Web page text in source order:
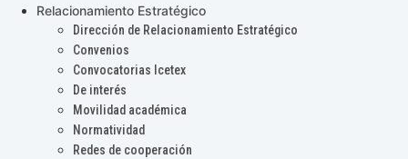
Relacionamiento Estratégico
Dirección de Relacionamiento Estratégico
Convenios
Convocatorias Icetex
De interés
Movilidad académica
Normatividad
Redes de cooperación